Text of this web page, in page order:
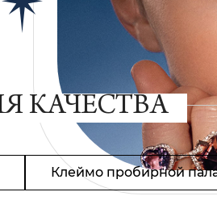
КАЧЕСТВА
Клеймо пробирной